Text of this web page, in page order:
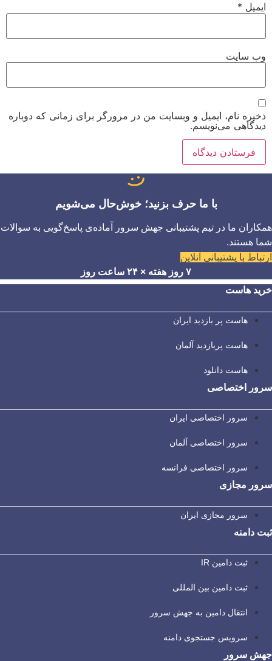
ایمیل *
وب‌ سایت
ذخیره نام، ایمیل و وبسایت من در مرورگر برای زمانی که دوباره
دیدگاهی می‌نویسم.
با ما حرف بزنید؛ خوش‌حال می‌شویم
همکاران ما در تیم پشتیبانی جهش سرور آماده‌ی پاسخ‌گویی به سوالات
شما هستند.
ارتباط با پشتیبانی آنلاین
۷ روز هفته × ۲۴ ساعت روز
خرید هاست
هاست پر بازدید ایران
هاست پربازدید آلمان
هاست دانلود
سرور اختصاصی
سرور اختصاصی ایران
سرور اختصاصی آلمان
سرور اختصاصی فرانسه
سرور مجازی
سرور مجازی ایران
ثبت دامنه
ثبت دامین IR
ثبت دامین بین المللی
انتقال دامین به جهش سرور
سرویس جستجوی دامنه
جهش سرور